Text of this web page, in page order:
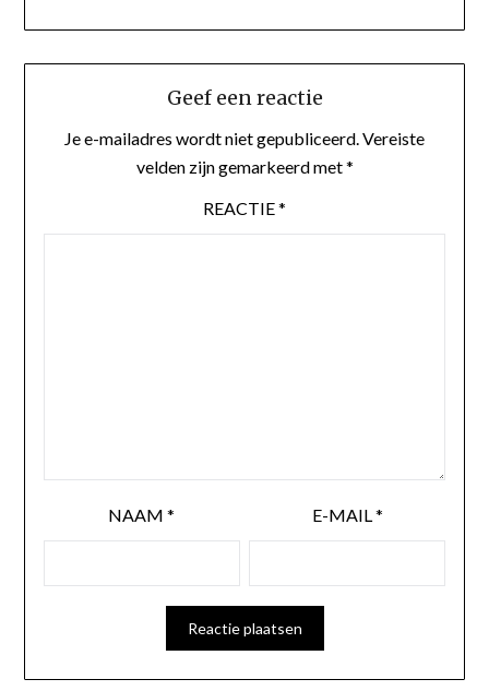
Geef een reactie
Je e-mailadres wordt niet gepubliceerd. Vereiste
velden zijn gemarkeerd met*
REACTIE*
NAAM* E-MAIL *